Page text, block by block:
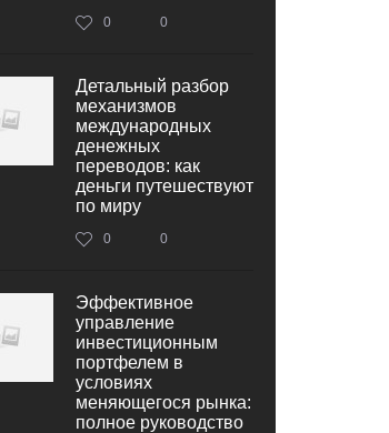
0 0
Детальный разбор
механизмов
международных
денежных
переводов: как
деньги путешествуют
по миру
0 0
Эффективное
управление
инвестиционным
портфелем в
условиях
меняющегося рынка:
полное руководство